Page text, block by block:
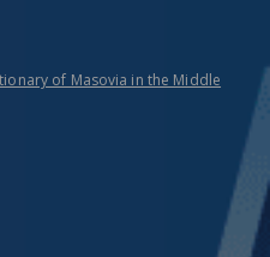
of Masovia in the Middle